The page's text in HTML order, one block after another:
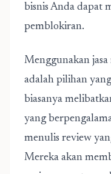
bisnis Anda dapat
pemblokiran.
Menggunakan
adalah pilihan
biasanya
yang
menulis review
Mereka akan